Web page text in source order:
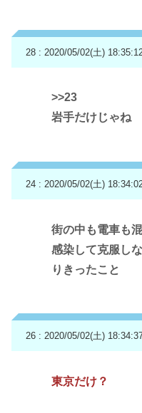
28 : 2020/05/02(土)
>>23
岩手だけじゃね
24 : 2020/05/02(土)
街の中も電車も
感染して克服し
りきったこと
26 : 2020/05/02(土)
東京だけ？